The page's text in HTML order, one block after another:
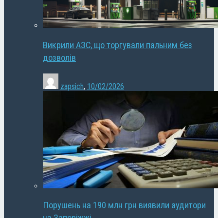
Викрили АЗС, що торгували пальним без
дозволів
zapsich, 10/02/2026
Порушень на 190 млн грн виявили аудитори